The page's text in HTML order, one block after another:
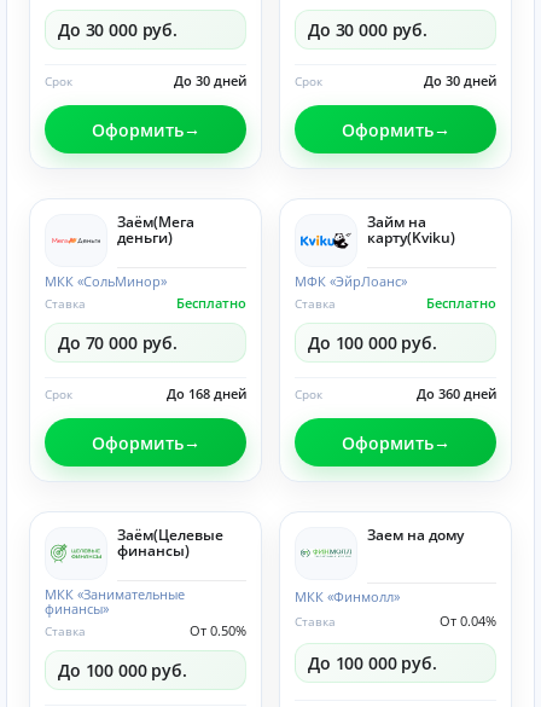
До 30 000 руб.
До 30 дней
Срок
Оформить
До 30 000 руб.
До 30 дней
Срок
Оформить
Заём(Мега
деньги)
МКК «СольМинор»
Бесплатно
Ставка
До 70 000 руб.
До 168 дней
Срок
Оформить
Займ на
карту(Kviku)
МФК «ЭйрЛоанс»
Бесплатно
Ставка
До 100 000 руб.
До 360 дней
Срок
Оформить
Заём(Целевые
финансы)
МКК «Занимательные
финансы»
От 0.50%
Ставка
До 100 000 руб.
Заем на дому
МКК «Финмолл»
От 0.04%
Ставка
До 100 000 руб.